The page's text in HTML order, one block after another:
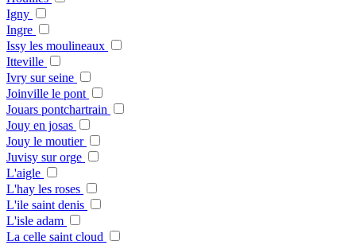
Igny
Ingre
Issy les moulineaux
Itteville
Ivry sur seine
Joinville le pont
Jouars pontchartrain
Jouy en josas
Jouy le moutier
Juvisy sur orge
L'aigle
L'hay les roses
L'ile saint denis
L'isle adam
La celle saint cloud